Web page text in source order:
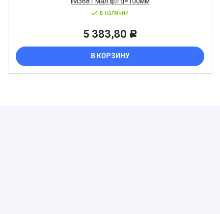
в наличии
5 383,80 Р
В КОРЗИНУ